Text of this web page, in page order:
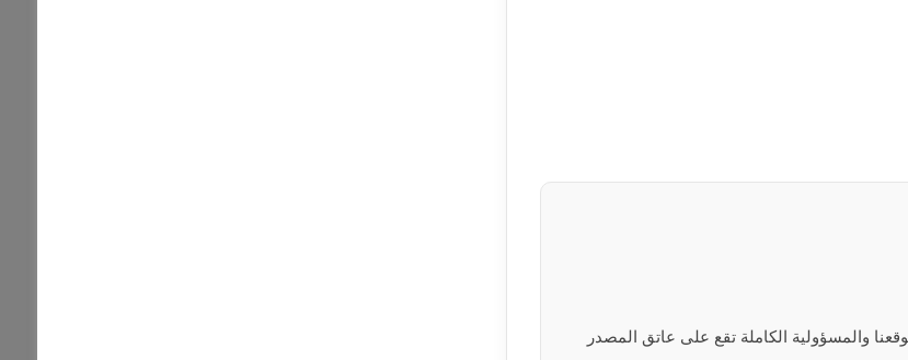
والمسؤولية الكاملة تقع على عاتق المصدر